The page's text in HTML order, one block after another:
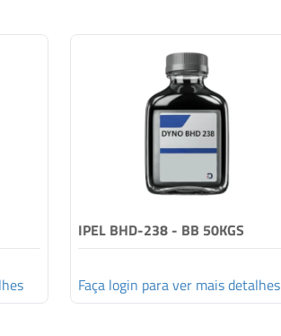
IPEL BHD-238 - BB 50KGS
Faça login para ver mais detalhes